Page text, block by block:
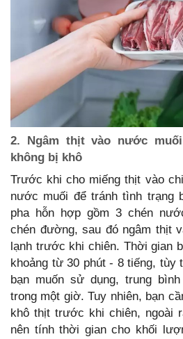
2. Ngâm thịt vào nước
không bị khô
Trước khi cho miếng thịt vào
nước muối để tránh tình trạng
pha hỗn hợp gồm 3 chén
chén đường, sau đó ngâm thịt
lạnh trước khi chiên. Thời gian
khoảng từ 30 phút - 8 tiếng, tùy
bạn muốn sử dụng, trung
trong một giờ. Tuy nhiên, bạn
khô thịt trước khi chiên, ngoài
nên tính thời gian cho khối